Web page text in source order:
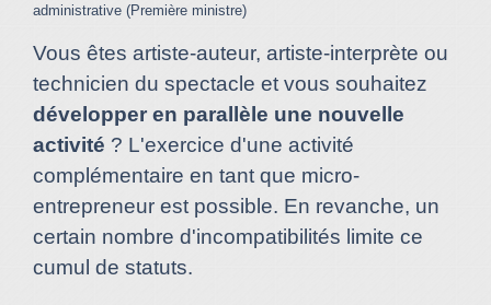
administrative (Première ministre)
Vous êtes artiste-auteur, artiste-interprète ou
technicien du spectacle et vous souhaitez
développer en parallèle une nouvelle
activité ? L'exercice d'une activité
complémentaire en tant que micro-
entrepreneur est possible. En revanche, un
certain nombre d'incompatibilités limite ce
cumul de statuts.